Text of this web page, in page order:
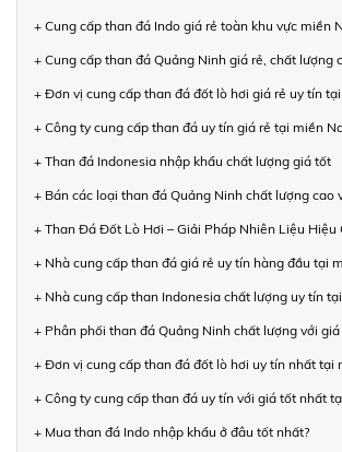
+ Cung cấp than đá Indo giá rẻ toàn khu vực miền
+ Cung cấp than đá Quảng Ninh giá rẻ, chất lượng
+ Đơn vị cung cấp than đá đốt lò hơi giá rẻ uy tín
+ Công ty cung cấp than đá uy tín giá rẻ tại miền
+ Than đá Indonesia nhập khẩu chất lượng giá tốt
+ Bán các loại than đá Quảng Ninh chất lượng cao
+ Than Đá Đốt Lò Hơi – Giải Pháp Nhiên Liệu Hiệu
+ Nhà cung cấp than đá giá rẻ uy tín hàng đầu tại
+ Nhà cung cấp than Indonesia chất lượng uy tín
+ Phân phối than đá Quảng Ninh chất lượng với
+ Đơn vị cung cấp than đá đốt lò hơi uy tín nhất tại
+ Công ty cung cấp than đá uy tín với giá tốt nhất
+ Mua than đá Indo nhập khẩu ở đâu tốt nhất?